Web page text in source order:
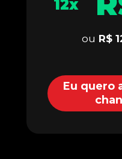
Eu quero
12x
ou R$